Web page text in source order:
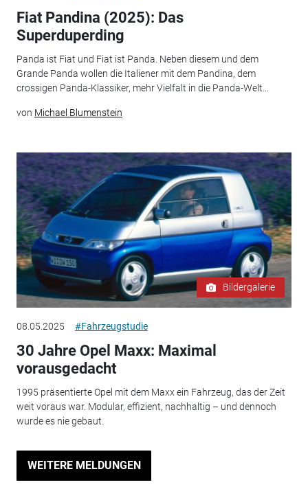
Fiat Pandina (2025): Das
Superduperding
Panda ist Fiat und Fiat ist Panda. Neben diesem und dem
Grande Panda wollen die Italiener mit dem Pandina, dem
crossigen Panda-Klassiker, mehr Vielfalt in die Panda-Welt...
von Michael Blumenstein
Bildergalerie
08.05.2025 #Fahrzeugstudie
30 Jahre Opel Maxx: Maximal
vorausgedacht
1995 präsentierte Opel mit dem Maxx ein Fahrzeug, das der Zeit
weit voraus war. Modular, effizient, nachhaltig – und dennoch
wurde es nie gebaut.
WEITERE MELDUNGEN